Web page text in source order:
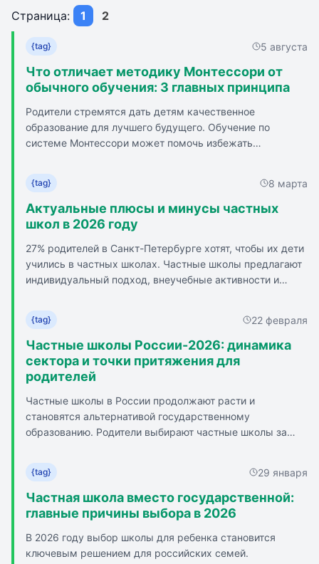
Страница: 1 2
{tag} 5 августа
Что отличает методику Монтессори от
обычного обучения: 3 главных принципа
Родители стремятся дать детям качественное
образование для лучшего будущего. Обучение по
системе Монтессори может помочь избежать
школа предлагает уроки на природе, лабораторные
эксперименты и творческие погружения для развития
детей. Разные стили обучения подходят для разных
типов учеников: экспериментаторы, читатели, практики
учитывает индивидуальные особенности ребенка и темп
получения и обработки информации. Система
Монтессори предлагает отсутствие `неинтересных`
поддержания интереса к учебе. Монтессори-школы
избегают перегрузки информацией, регулируя нагрузку
в зависимости от возрастных задач и физиологических
особенностей учеников. Отсутствие страха перед
оценками и акцент на качественной оценке помогают
{tag} 8 марта
Актуальные плюсы и минусы частных
школ в 2026 году
27% родителей в Санкт-Петербурге хотят, чтобы их дети
учились в частных школах. Частные школы предлагают
индивидуальный подход, внеучебные активности и
преимущества частных школ: малые классы,
расширенная учебная программа, домашнее задание в
классе, безопасность, мягкая адаптация, кружки и
секции. Недостаток частного образования - высокая
цена (от 500 000 до 2 000 000 рублей в год). В частных
качественное питание, индивидуальный
образовательный маршрут, кураторское и тьюторское
сопровождение, внеучебные активности.
{tag} 22 февраля
Частные школы России-2026: динамика
сектора и точки притяжения для
родителей
Частные школы в России продолжают расти и
становятся альтернативой государственному
образованию. Родители выбирают частные школы за
инновационные методы обучения. Частный сектор
задает новые стандарты и формирует направления
развития образовательной системы. Спрос на частные
школы растет четвертый год подряд, что отражает
негосударственных образовательных учреждениях
обучаются почти 215 тысяч детей. Частные школы
{tag} 29 января
Частная школа вместо государственной:
главные причины выбора в 2026
В 2026 году выбор школы для ребенка становится
ключевым решением для российских семей.